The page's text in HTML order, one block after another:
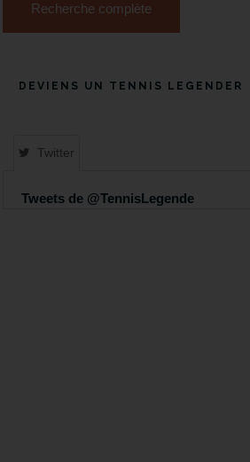
Recherche complète
DEVIENS UN TENNIS LEGENDER
Twitter
Tweets de @TennisLegende